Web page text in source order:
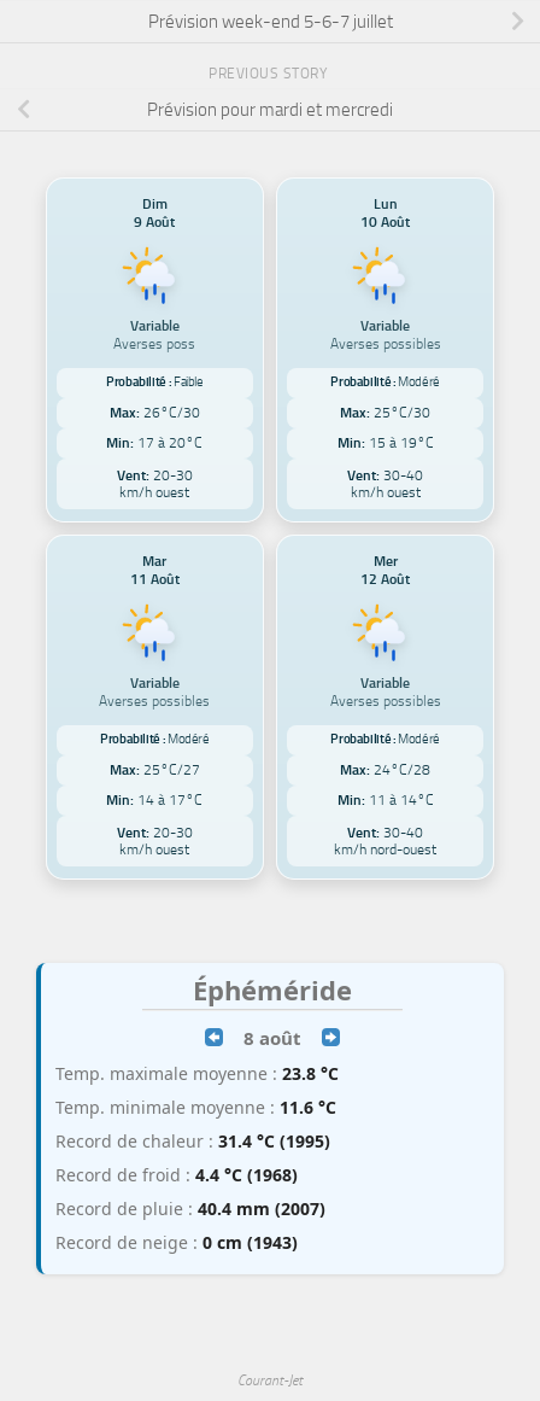
Prévision week-end 5-6-7 juillet
PREVIOUS STORY
Prévision pour mardi et mercredi
Dim
9 Août
Variable
Averses poss
Probabilité : Faible
Max: 26°C/30
Min: 17 à 20°C
Vent:20-30
km/h ouest
Lun
10 Août
Variable
Averses possibles
Probabilité : Modéré
Max: 25°C/30
Min: 15 à 19°C
Vent: 30-40
km/h ouest
Mar
11 Août
Variable
Averses possibles
Probabilité : Modéré
Max: 25°C/27
Min: 14 à 17°C
Vent:20-30
km/h ouest
Mer
12 Août
Variable
Averses possibles
Probabilité : Modéré
Max: 24°C/28
Min: 11 à 14°C
Vent: 30-40
km/h nord-ouest
Éphéméride
8 août
Temp. maximale moyenne : 23.8 °C
Temp. minimale moyenne : 11.6 °C
Record de chaleur : 31.4 °C (1995)
Record de froid : 4.4 °C (1968)
Record de pluie : 40.4 mm (2007)
Record de neige : 0 cm (1943)
Courant-Jet